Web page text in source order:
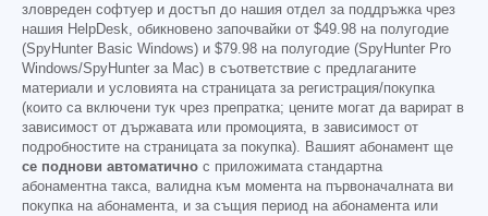
зловреден софтуер и достъп до нашия отдел за поддръжка чрез
нашия HelpDesk, обикновено започвайки от $49.98 на полугодие
(SpyHunter Basic Windows) и $79.98 на полугодие (SpyHunter Pro
Windows/SpyHunter за Mac) в съответствие с предлаганите
материали и условията на страницата за регистрация/покупка
(които са включени тук чрез препратка; цените могат да варират в
зависимост от държавата или промоцията, в зависимост от
подробностите на страницата за покупка). Вашият абонамент ще
се поднови автоматично с приложимата стандартна
абонаментна такса, валидна към момента на първоначалната ви
покупка на абонамента, и за същия период на абонамента или